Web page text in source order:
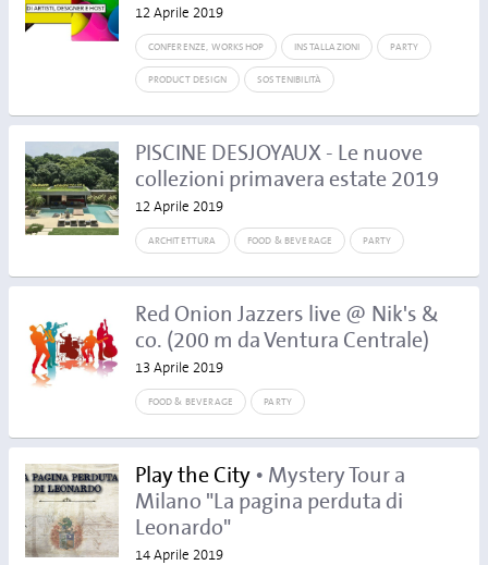
12 Aprile 2019
CONFERENZE, WORKSHOP INSTALLAZIONI PARTY
PRODUCT DESIGN SOSTENIBILITÀ
PISCINE DESJOYAUX - Le nuove
collezioni primavera estate 2019
12 Aprile 2019
ARCHITETTURA FOOD & BEVERAGE PARTY
Red Onion Jazzers live @ Nik's &
co. (200 m da Ventura Centrale)
13 Aprile 2019
FOOD & BEVERAGE PARTY
Play the City• Mystery Tour a
Milano "La pagina perduta di
Leonardo"
14 Aprile 2019